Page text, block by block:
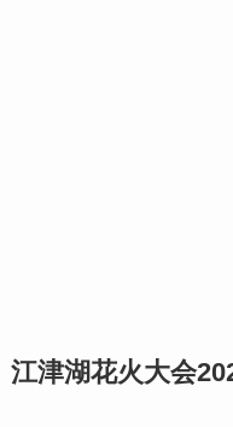
江津湖花火大会